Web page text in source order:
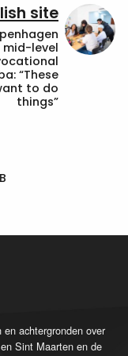
site
level
“These
to do
things”
achtergronden over
Sint Maarten en de